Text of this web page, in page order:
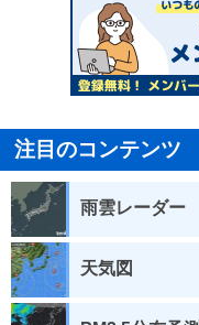
注目のコンテンツ
雨雲レーダー
天気図